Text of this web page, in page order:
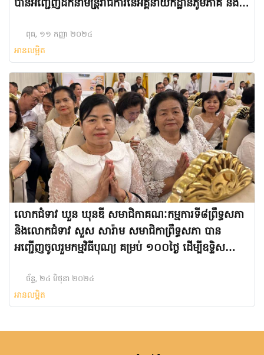
បានអញ្ជើញដឹកនាំមន្រី្តរាជការនៃអគ្គនាយកដ្ឋានភូមិភាគ​ និង
កោសលបណ្ឌិត​ ទី​ បូរ៉ាស៊ី​ ទីប្រឹក្សាសម្តេចប្រធានព្រឹទ្ធសភា​
ពុធ, ១១ កញ្ញា ២០២៤
អានលម្អិត
លោកជំទាវ ឃួន ឃុនឌី សមាជិកាគណៈកម្មការទី៨ព្រឹទ្ធសភា
និងលោកជំទាវ សួស សារ៉ាម សមាជិកាព្រឹទ្ធសភា បាន
អញ្ជើញចូលរួមកម្មវិធីបុណ្យ គម្រប់ ១០០ថ្ងៃ ដើម្បីឧទ្ទិស
ច័ន្ទ, ២៤ មិថុនា ២០២៤
អានលម្អិត